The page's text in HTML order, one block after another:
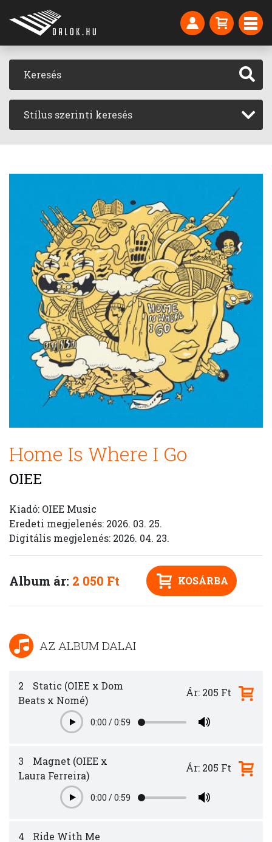
Stílus szerinti keresés
Home Is Where I Go
OIEE
Kiadó: OIEE Music
Eredeti megjelenés: 2026. 03. 25.
Digitális megjelenés: 2026. 04. 23.
Album ár: 2 050 Ft KOSÁRBA
AZ ALBUM DALAI
2
Static (OIEE x Dom
Beats x Nomé)
Play0:00 /0:59
Ár: 205 Ft
3
Magnet (OIEE x
Laura Ferreira)
Play0:00 /0:59
Ár: 205 Ft
4
Ride With Me